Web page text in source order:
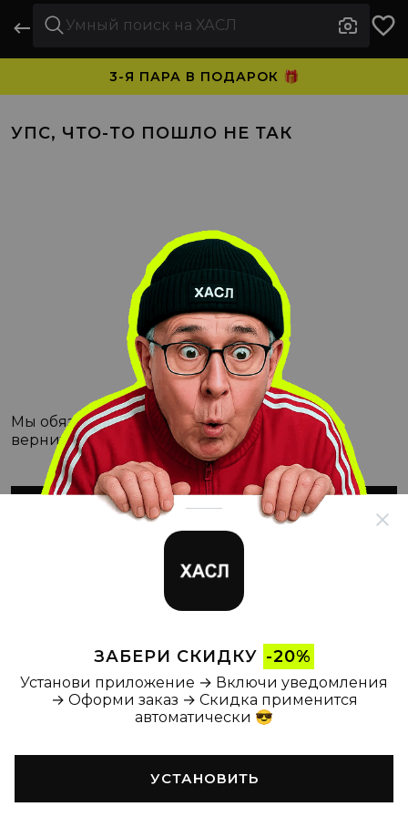
ЗАБЕРИ СКИДКУ -20%
Установи приложение → Включи уведомления
→ Оформи заказ → Скидка применится
автоматически 😎
УСТАНОВИТЬ
3-Я ПАРА В ПОДАРОК 🎁
УПС, ЧТО-ТО ПОШЛО НЕ ТАК
Мы обязательно с этим разберёмся, а пока
вернитесь на Главную
ВЕРНУТЬСЯ НА ГЛАВНУЮ
Главная Каталог Корзина Новости Профиль